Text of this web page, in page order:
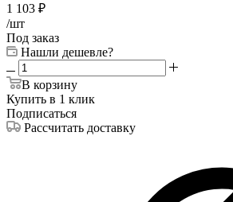
1 103 ₽
/шт
Под заказ
Нашли дешевле?
В корзину
Купить в 1 клик
Подписаться
Рассчитать доставку